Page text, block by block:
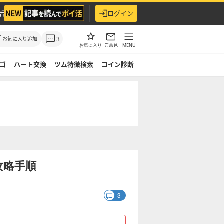
ログイン
お気に入り追加 3
お気に入り ご意見 MENU
ハート交換 ツム特徴検索 コイン診断
手順
3